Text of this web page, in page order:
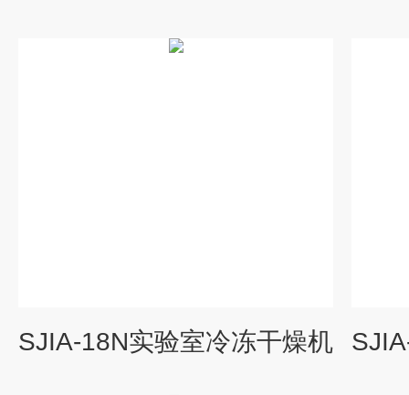
SJIA-18N实验室冷冻干燥机